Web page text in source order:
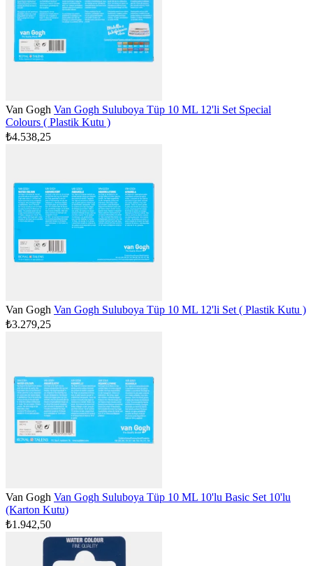
Van Gogh Van Gogh Suluboya Tüp 10 ML 12'li Set Special
Colours ( Plastik Kutu )
₺4.538,25
Van Gogh Van Gogh Suluboya Tüp 10 ML 12'li Set ( Plastik Kutu )
₺3.279,25
Van Gogh Van Gogh Suluboya Tüp 10 ML 10'lu Basic Set 10'lu
(Karton Kutu)
₺1.942,50